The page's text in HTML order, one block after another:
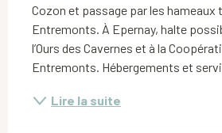
Cozon et passage par les hameaux
Entremonts. À Epernay, halte
l’Ours des Cavernes et à la
Entremonts. Hébergements et
Lire la suite